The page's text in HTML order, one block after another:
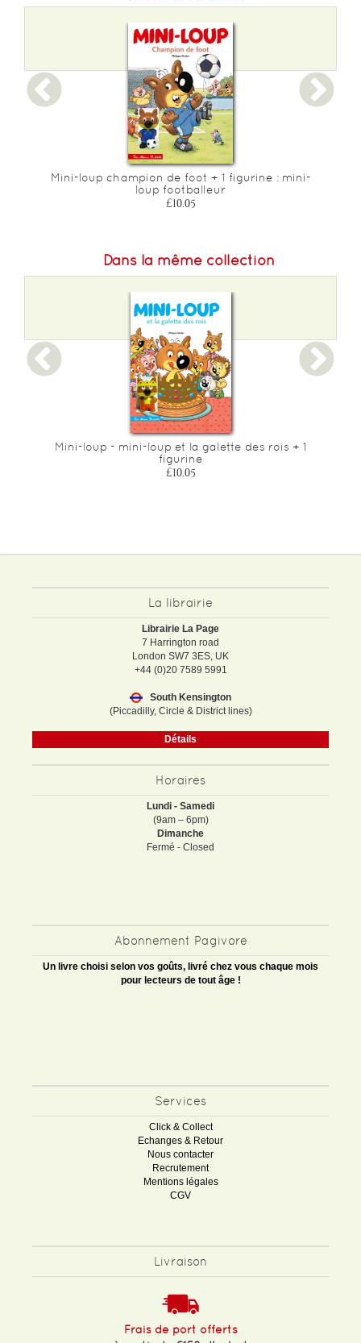
Mini-loup champion de foot + 1 figurine : mini-
loup footballeur
£10.05
Dans la même collection
Mini-loup - mini-loup et la galette des rois + 1
figurine
£10.05
La librairie
Librairie La Page
7 Harrington road
London SW7 3ES, UK
+44 (0)20 7589 5991
South Kensington
(Piccadilly, Circle & District lines)
Détails
Horaires
Lundi - Samedi
(9am – 6pm)
Dimanche
Fermé - Closed
Abonnement Pagivore
Un livre choisi selon vos goûts, livré chez vous chaque mois
pour lecteurs de tout âge !
Services
Click & Collect
Echanges & Retour
Nous contacter
Recrutement
Mentions légales
CGV
Livraison
Frais de port offerts